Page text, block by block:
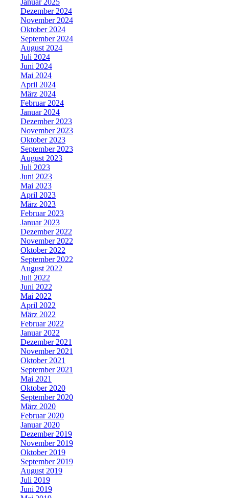
Januar 2025
Dezember 2024
November 2024
Oktober 2024
September 2024
August 2024
Juli 2024
Juni 2024
Mai 2024
April 2024
März 2024
Februar 2024
Januar 2024
Dezember 2023
November 2023
Oktober 2023
September 2023
August 2023
Juli 2023
Juni 2023
Mai 2023
April 2023
März 2023
Februar 2023
Januar 2023
Dezember 2022
November 2022
Oktober 2022
September 2022
August 2022
Juli 2022
Juni 2022
Mai 2022
April 2022
März 2022
Februar 2022
Januar 2022
Dezember 2021
November 2021
Oktober 2021
September 2021
Mai 2021
Oktober 2020
September 2020
März 2020
Februar 2020
Januar 2020
Dezember 2019
November 2019
Oktober 2019
September 2019
August 2019
Juli 2019
Juni 2019